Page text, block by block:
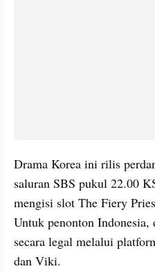
Drama Korea ini rilis
saluran SBS pukul 22.00
mengisi slot The Fiery
Untuk penonton
secara legal melalui
dan Viki.